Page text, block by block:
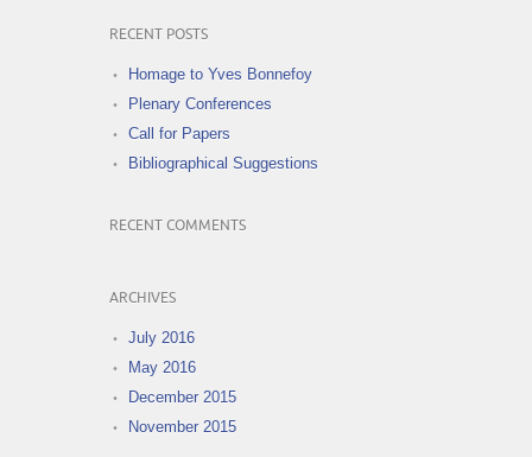
RECENT POSTS
Homage to Yves Bonnefoy
Plenary Conferences
Call for Papers
Bibliographical Suggestions
RECENT COMMENTS
ARCHIVES
July 2016
May 2016
December 2015
November 2015